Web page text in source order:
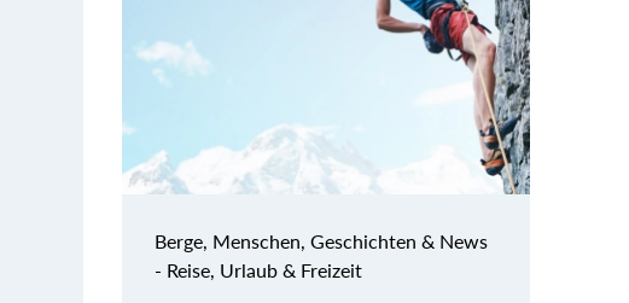
Berge, Menschen, Geschichten & News
- Reise, Urlaub & Freizeit